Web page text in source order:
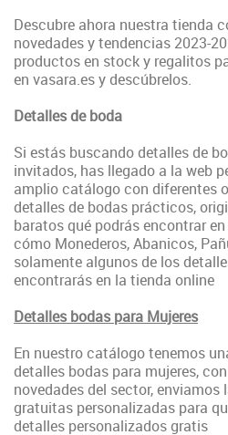
Descubre ahora nuestra tienda
novedades y tendencias 2023-
productos en stock y regalitos
en vasara.es y descúbrelos.
Detalles de boda
Si estás buscando detalles de
invitados, has llegado a la web
amplio catálogo con diferentes
detalles de bodas prácticos,
baratos qué podrás encontrar
cómo Monederos, Abanicos,
solamente algunos de los
encontrarás en la tienda online
Detalles bodas para Mujeres
En nuestro catálogo tenemos
detalles bodas para mujeres,
novedades del sector,
gratuitas personalizadas para
detalles personalizados gratis